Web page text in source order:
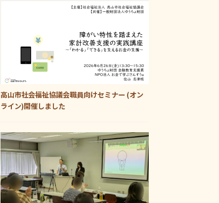
高山市社会福祉協議会職員向けセミナー (オン
ライン)開催しました